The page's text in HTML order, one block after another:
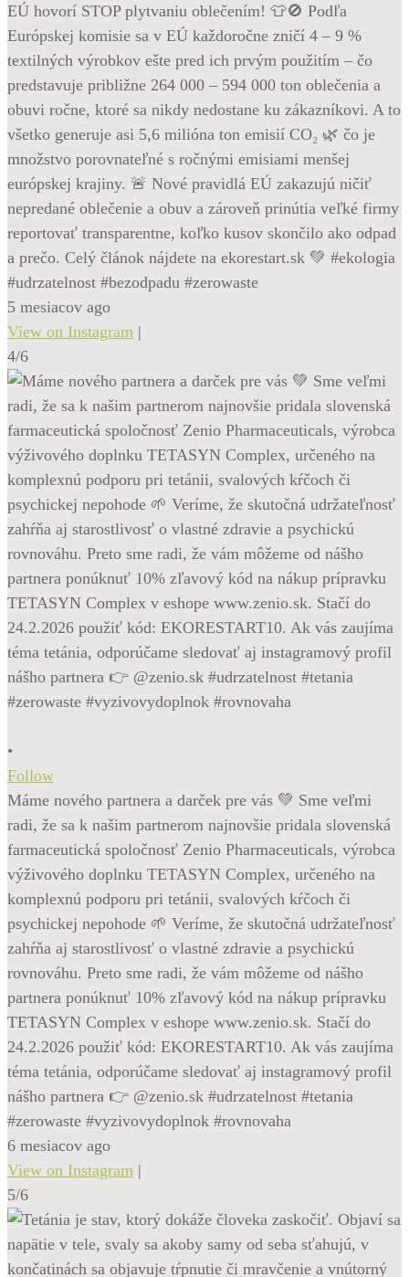
EÚ hovorí STOP plytvaniu oblečením! 👕🚫 Podľa
Európskej komisie sa v EÚ každoročne zničí 4 – 9 %
textilných výrobkov ešte pred ich prvým použitím – čo
predstavuje približne 264 000 – 594 000 ton oblečenia a
obuvi ročne, ktoré sa nikdy nedostane ku zákazníkovi. A to
všetko generuje asi 5,6 milióna ton emisií CO₂ 🌿 čo je
množstvo porovnateľné s ročnými emisiami menšej
európskej krajiny. 🚨 Nové pravidlá EÚ zakazujú ničiť
nepredané oblečenie a obuv a zároveň prinútia veľké firmy
reportovať transparentne, koľko kusov skončilo ako odpad
a prečo. Celý článok nájdete na ekorestart.sk 💚 #ekologia
#udrzatelnost #bezodpadu #zerowaste
5 mesiacov ago
View on Instagram |
4/6
•
Follow
Máme nového partnera a darček pre vás 💚 Sme veľmi
radi, že sa k našim partnerom najnovšie pridala slovenská
farmaceutická spoločnosť Zenio Pharmaceuticals, výrobca
výživového doplnku TETASYN Complex, určeného na
komplexnú podporu pri tetánii, svalových kŕčoch či
psychickej nepohode 🌱 Veríme, že skutočná udržateľnosť
zahŕňa aj starostlivosť o vlastné zdravie a psychickú
rovnováhu. Preto sme radi, že vám môžeme od nášho
partnera ponúknuť 10% zľavový kód na nákup prípravku
TETASYN Complex v eshope www.zenio.sk. Stačí do
24.2.2026 použiť kód: EKORESTART10. Ak vás zaujíma
téma tetánia, odporúčame sledovať aj instagramový profil
nášho partnera 👉 @zenio.sk #udrzatelnost #tetania
#zerowaste #vyzivovydoplnok #rovnovaha
6 mesiacov ago
View on Instagram |
5/6